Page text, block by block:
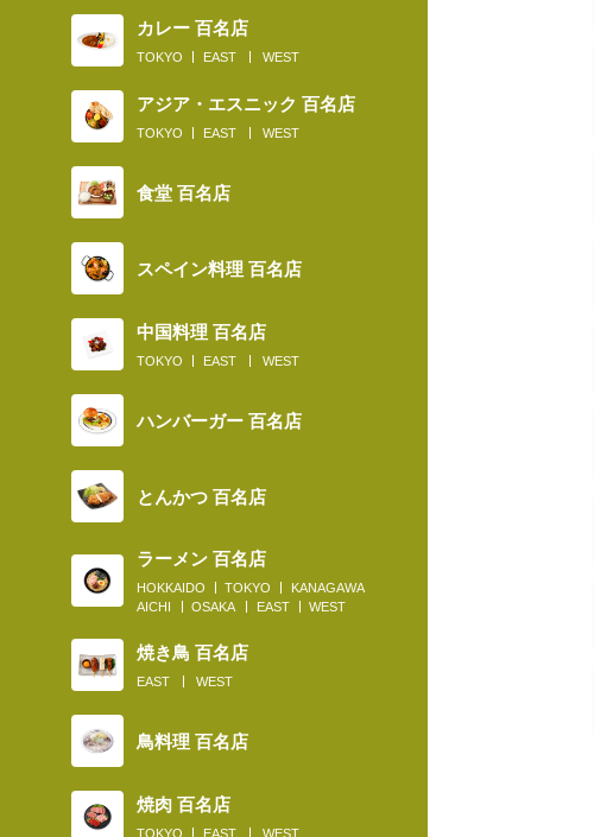
カレー 百名店
TOKYO EAST WEST
アジア・エスニック 百名店
TOKYO EAST WEST
食堂 百名店
スペイン料理 百名店
中国料理 百名店
TOKYO EAST WEST
ハンバーガー 百名店
とんかつ 百名店
ラーメン 百名店
HOKKAIDO TOKYO
KANAGAWA
AICHI
OSAKA EAST WEST
焼き鳥 百名店
EAST WEST
鳥料理 百名店
焼肉 百名店
TOKYO EAST WEST